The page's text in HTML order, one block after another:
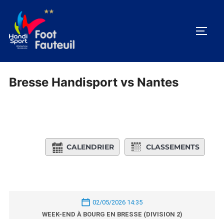
contenu
Bresse Handisport vs Nantes
CALENDRIER CLASSEMENTS
02/05/2026 14:35
WEEK-END À BOURG EN BRESSE (DIVISION 2)